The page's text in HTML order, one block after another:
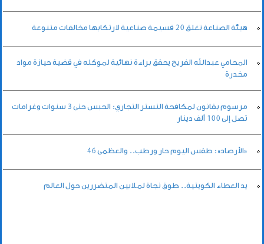
هيئة الصناعة تغلق 20 قسيمة صناعية لارتكابها مخالفات متنوعة
المحامي عبدالله الفريح يحقق براءة نهائية لموكله في قضية حيازة مواد
مخدرة
مرسوم بقانون لمكافحة التستر التجاري: الحبس حتى 3 سنوات وغرامات
تصل إلى 100 ألف دينار
«الأرصاد»: طقس اليوم حار ورطب.. والعظمى 46
يد العطاء الكويتية.. طوق نجاة لملايين المتضررين حول العالم